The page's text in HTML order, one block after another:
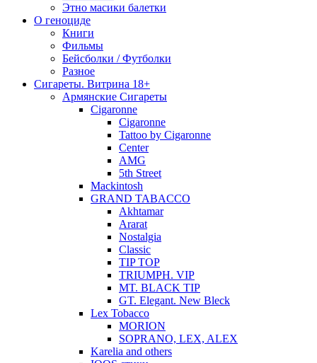
Этно масики балетки
О геноциде
Книги
Фильмы
Бейсболки / Футболки
Разное
Сигареты. Витрина 18+
Армянские Сигареты
Cigaronne
Cigaronne
Tattoo by Cigaronne
Center
AMG
5th Street
Mackintosh
GRAND TABACCO
Akhtamar
Ararat
Nostalgia
Classic
TIP TOP
TRIUMPH. VIP
MT. BLACK TIP
GT. Elegant. New Bleck
Lex Tobacco
MORION
SOPRANO, LEX, ALEX
Karelia and others